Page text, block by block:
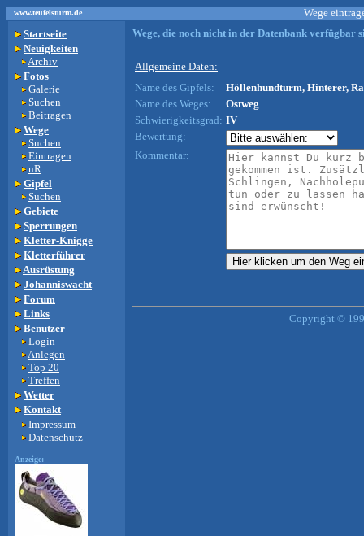
www.teufelsturm.de
Wege
Startseite
Neuigkeiten
Archiv
Fotos
Galerie
Suchen
Beitragen
Wege
Suchen
Eintragen
nR
Gipfel
Suchen
Gebiete
Sperrungen
Kletter-Knigge
Kletterführer
Ausrüstung
Johanniswacht
Forum
Links
Benutzer
Login
Anlegen
Top 20
Treffen
Wetter
Kontakt
Impressum
Datenschutz
Anzeige:
Wege, die noch nicht in der Datenbank verfügbar
Allgemeine Daten:
Name des Gipfels:
Höllenhundturm, Hinterer,
Name des Weges:
Ostweg
Schwierigkeitsgrad: IV
Bewertung:
Kommentar:
Copyright ©